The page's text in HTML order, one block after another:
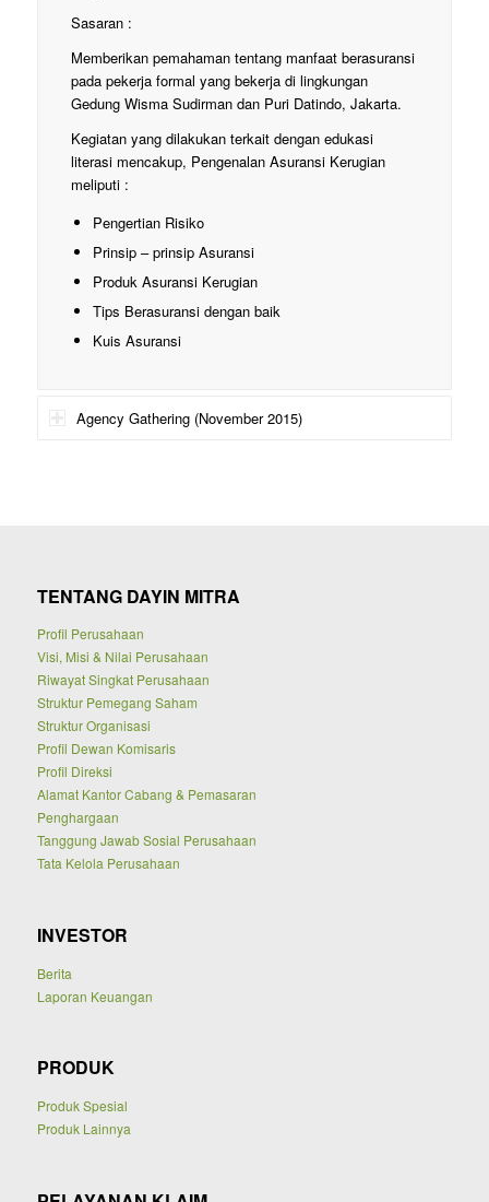
Sasaran :
Memberikan pemahaman tentang manfaat berasuransi
pada pekerja formal yang bekerja di lingkungan
Gedung Wisma Sudirman dan Puri Datindo, Jakarta.
Kegiatan yang dilakukan terkait dengan edukasi
literasi mencakup, Pengenalan Asuransi Kerugian
meliputi :
Pengertian Risiko
Prinsip – prinsip Asuransi
Produk Asuransi Kerugian
Tips Berasuransi dengan baik
Kuis Asuransi
Agency Gathering (November 2015)
TENTANG DAYIN MITRA
Profil Perusahaan
Visi, Misi & Nilai Perusahaan
Riwayat Singkat Perusahaan
Struktur Pemegang Saham
Struktur Organisasi
Profil Dewan Komisaris
Profil Direksi
Alamat Kantor Cabang & Pemasaran
Penghargaan
Tanggung Jawab Sosial Perusahaan
Tata Kelola Perusahaan
INVESTOR
Berita
Laporan Keuangan
PRODUK
Produk Spesial
Produk Lainnya